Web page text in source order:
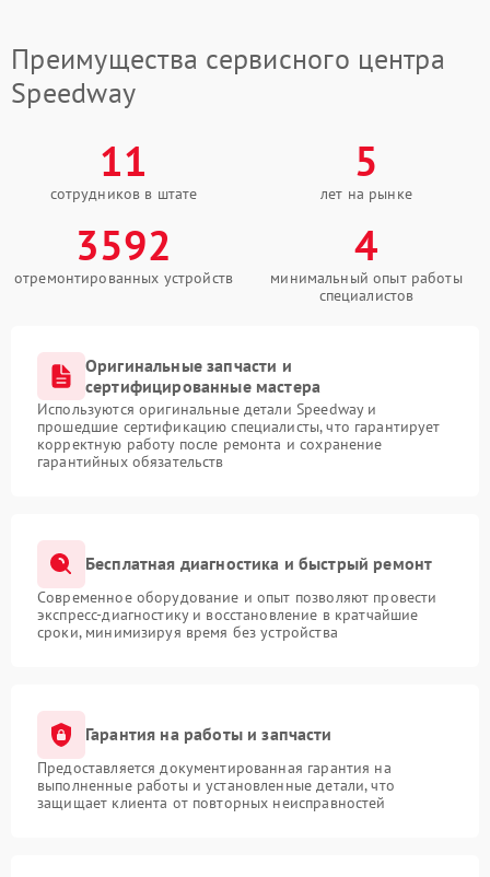
Преимущества сервисного центра
Speedway
11
сотрудников в штате
5
лет на рынке
3592
отремонтированных устройств
4
минимальный опыт работы
специалистов
Оригинальные запчасти и
сертифицированные мастера
Используются оригинальные детали Speedway и
прошедшие сертификацию специалисты, что гарантирует
корректную работу после ремонта и сохранение
гарантийных обязательств
Бесплатная диагностика и быстрый ремонт
Современное оборудование и опыт позволяют провести
экспресс-диагностику и восстановление в кратчайшие
сроки, минимизируя время без устройства
Гарантия на работы и запчасти
Предоставляется документированная гарантия на
выполненные работы и установленные детали, что
защищает клиента от повторных неисправностей